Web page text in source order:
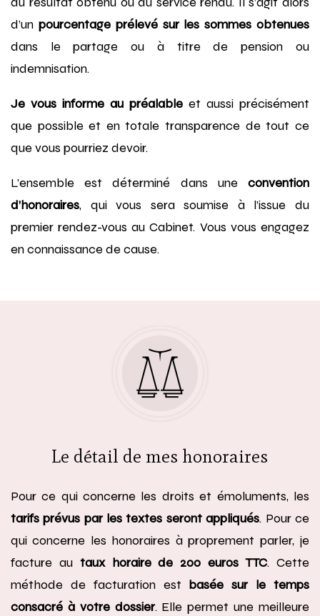
d’un pourcentage prélevé sur les sommes obtenues
dans le partage ou à titre de pension ou
indemnisation.
Je vous informe au préalable et aussi précisément
que possible et en totale transparence de tout ce
que vous pourriez devoir.
L’ensemble est déterminé dans une convention
d’honoraires, qui vous sera soumise à l’issue du
premier rendez-vous au Cabinet. Vous vous engagez
en connaissance de cause.
Le détail de mes honoraires
Pour ce qui concerne les droits et émoluments, les
tarifs prévus par les textes seront appliqués. Pour ce
qui concerne les honoraires à proprement parler, je
facture au taux horaire de 200 euros TTC. Cette
méthode de facturation est basée sur le temps
consacré à votre dossier. Elle permet une meilleure